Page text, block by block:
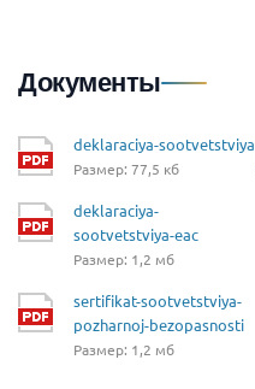
Документы
deklaraciya-sootvetstviya
Размер: 77,5 кб
deklaraciya-
sootvetstviya-eac
Размер: 1,2 мб
sertifikat-sootvetstviya-
pozharnoj-bezopasnosti
Размер: 1,2 мб